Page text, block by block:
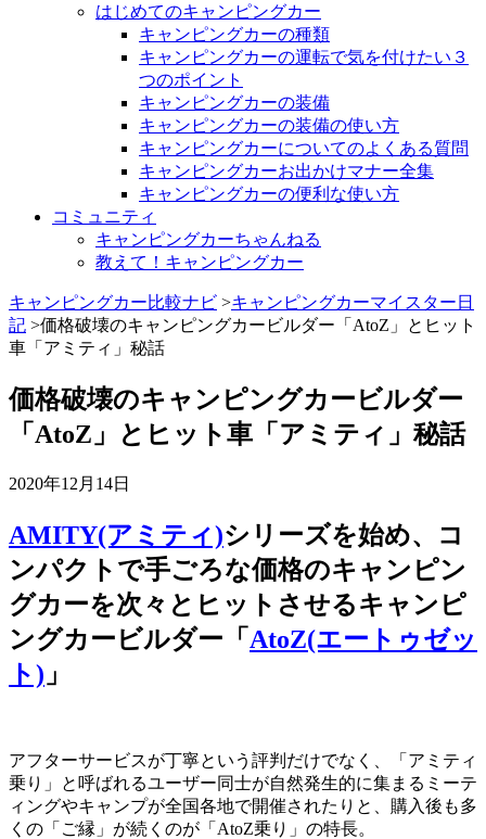
はじめてのキャンピングカー
キャンピングカーの種類
キャンピングカーの運転で気を付けたい３
つのポイント
キャンピングカーの装備
キャンピングカーの装備の使い方
キャンピングカーについてのよくある質問
キャンピングカーお出かけマナー全集
キャンピングカーの便利な使い方
コミュニティ
キャンピングカーちゃんねる
教えて！キャンピングカー
キャンピングカー比較ナビ >キャンピングカーマイスター日
記 >価格破壊のキャンピングカービルダー「AtoZ」とヒット
車「アミティ」秘話
価格破壊のキャンピングカービルダー
「AtoZ」とヒット車「アミティ」秘話
2020年12月14日
AMITY(アミティ)シリーズを始め、コ
ンパクトで手ごろな価格のキャンピン
グカーを次々とヒットさせるキャンピ
ングカービルダー「 AtoZ(エートゥゼッ
ト) 」
アフターサービスが丁寧という評判だけでなく、「アミティ
乗り」と呼ばれるユーザー同士が自然発生的に集まるミーテ
ィングやキャンプが全国各地で開催されたりと、購入後も多
くの「ご縁」が続くのが「AtoZ乗り」の特長。